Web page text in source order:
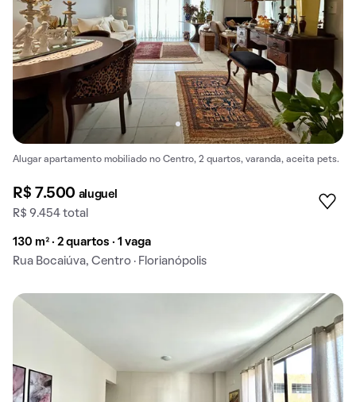
Alugar apartamento mobiliado no Centro, 2 quartos, varanda, aceita pets.
R$ 7.500 aluguel
R$ 9.454 total
130 m² · 2 quartos · 1 vaga
Rua Bocaiúva, Centro · Florianópolis